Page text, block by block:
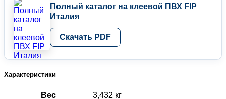
Полный каталог на клеевой ПВХ FIP
Италия
Скачать PDF
Характеристики
Вес 3,432 кг